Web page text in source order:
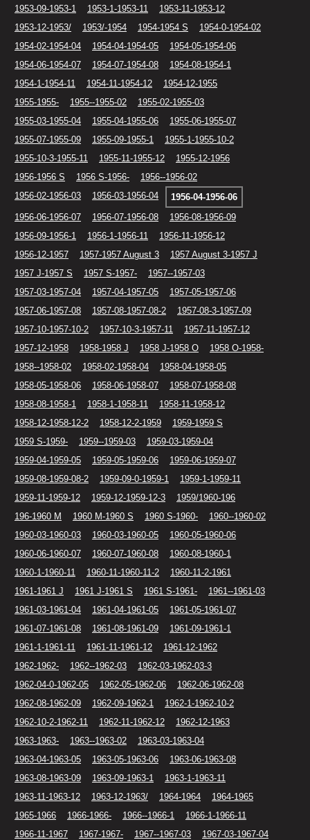
1953-09-1953-1 1953-1-1953-11
1953-11-1953-12
1953-12-1953/
1953/-1954 1954-1954 S
1954-0-1954-02
1954-02-1954-04
1954-04-1954-05
1954-05-1954-06
1954-06-1954-07
1954-07-1954-08
1954-08-1954-1
1954-1-1954-11
1954-11-1954-12
1954-12-1955
1955-1955-
1955--1955-02
1955-02-1955-03
1955-03-1955-04
1955-04-1955-06
1955-06-1955-07
1955-07-1955-09
1955-09-1955-1
1955-1-1955-10-2
1955-10-3-1955-11
1955-11-1955-12
1955-12-1956
1956-1956 S
1956 S-1956-
1956--1956-02
1956-02-1956-03
1956-03-1956-04
1956-04-1956-06
1956-06-1956-07
1956-07-1956-08
1956-08-1956-09
1956-09-1956-1
1956-1-1956-11
1956-11-1956-12
1956-12-1957
1957-1957 August 3
1957 August 3-1957 J
1957 J-1957 S
1957 S-1957-
1957--1957-03
1957-03-1957-04
1957-04-1957-05
1957-05-1957-06
1957-06-1957-08
1957-08-1957-08-2
1957-08-3-1957-09
1957-10-1957-10-2
1957-10-3-1957-11
1957-11-1957-12
1957-12-1958
1958-1958 J 1958 J-1958 O
1958 O-1958-
1958--1958-02
1958-02-1958-04
1958-04-1958-05
1958-05-1958-06
1958-06-1958-07
1958-07-1958-08
1958-08-1958-1
1958-1-1958-11
1958-11-1958-12
1958-12-1958-12-2
1958-12-2-1959
1959-1959 S
1959 S-1959-
1959--1959-03
1959-03-1959-04
1959-04-1959-05
1959-05-1959-06
1959-06-1959-07
1959-08-1959-08-2
1959-09-0-1959-1
1959-1-1959-11
1959-11-1959-12
1959-12-1959-12-3
1959/1960-196
196-1960 M
1960 M-1960 S 1960 S-1960-
1960--1960-02
1960-03-1960-03
1960-03-1960-05
1960-05-1960-06
1960-06-1960-07
1960-07-1960-08
1960-08-1960-1
1960-1-1960-11
1960-11-1960-11-2
1960-11-2-1961
1961-1961 J
1961 J-1961 S 1961 S-1961-
1961--1961-03
1961-03-1961-04
1961-04-1961-05
1961-05-1961-07
1961-07-1961-08
1961-08-1961-09
1961-09-1961-1
1961-1-1961-11
1961-11-1961-12
1961-12-1962
1962-1962-
1962--1962-03
1962-03-1962-03-3
1962-04-0-1962-05
1962-05-1962-06
1962-06-1962-08
1962-08-1962-09
1962-09-1962-1
1962-1-1962-10-2
1962-10-2-1962-11
1962-11-1962-12
1962-12-1963
1963-1963-
1963--1963-02
1963-03-1963-04
1963-04-1963-05
1963-05-1963-06
1963-06-1963-08
1963-08-1963-09
1963-09-1963-1
1963-1-1963-11
1963-11-1963-12
1963-12-1963/ 1964-1964
1964-1965
1965-1966
1966-1966- 1966--1966-1
1966-1-1966-11
1966-11-1967
1967-1967- 1967--1967-03
1967-03-1967-04